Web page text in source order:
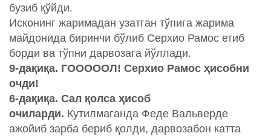
бузиб қўйди.
Исконинг жаримадан узатган тўпига жарима
майдонида биринчи бўлиб Серхио Рамос етиб
борди ва тўпни дарвозага йўллади.
9-дақиқа. ГОООООЛ! Серхио Рамос ҳисобни
очди!
6-дақиқа. Сал қолса ҳисоб
очиларди. Кутилмаганда Феде Вальверде
ажойиб зарба бериб қолди, дарвозабон катта